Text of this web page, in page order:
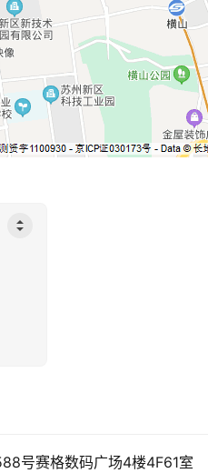
号赛格数码广场4楼4F61室